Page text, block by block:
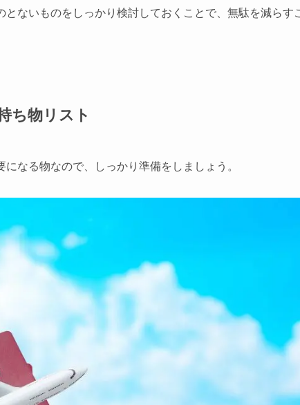
ないものをしっかり検討しておくことで、無駄を減らす
ち物リスト
なる物なので、しっかり準備をしましょう。